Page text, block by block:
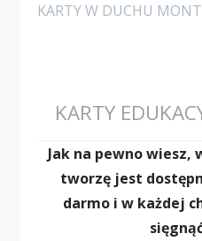
KARTY W DUCHU
KARTY
Jak na pewno
tworzę jest
darmo i w każdej